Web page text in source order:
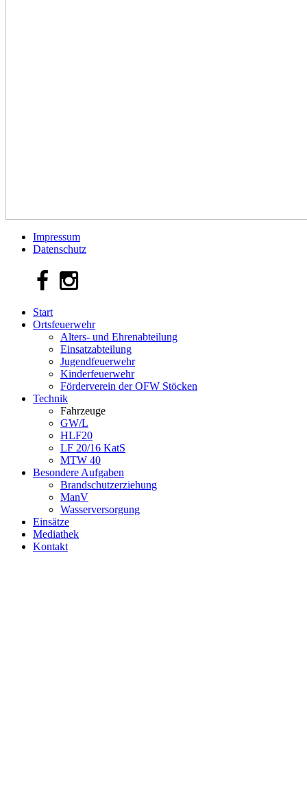
Impressum
Datenschutz
Start
Ortsfeuerwehr
Alters- und Ehrenabteilung
Einsatzabteilung
Jugendfeuerwehr
Kinderfeuerwehr
Förderverein der OFW Stöcken
Technik
Fahrzeuge
GW/L
HLF20
LF 20/16 KatS
MTW 40
Besondere Aufgaben
Brandschutzerziehung
ManV
Wasserversorgung
Einsätze
Mediathek
Kontakt